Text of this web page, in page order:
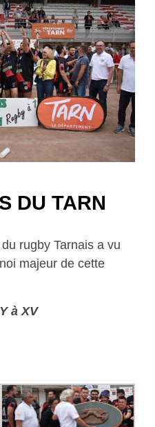
DU TARN
rugby Tarnais a vu
majeur de cette
à XV